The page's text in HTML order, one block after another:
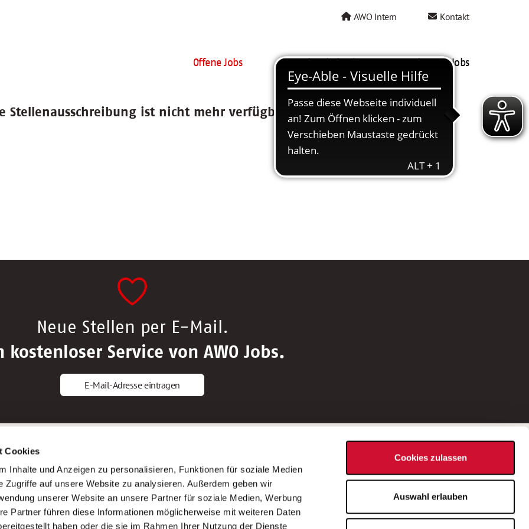
Cookies
Inhalte und Anzeigen zu personalisieren, Funktionen für soziale Medien
Zugriffe auf unsere Website zu analysieren. Außerdem geben wir
unserer Website an unsere Partner für soziale Medien, Werbung
Partner führen diese Informationen möglicherweise mit weiteren Daten
haben oder die sie im Rahmen Ihrer Nutzung der Dienste
Cookies zulassen
Auswahl erlauben
AWO Intern Kontakt
Offene Jobs AWO als Arbeitgeber Mein AWO Jobs
Stellenausschreibung ist nicht mehr verfügbar.
Neue Stellen per E-Mail.
kostenloser Service von AWO Jobs.
E-Mail-Adresse eintragen
Altenpfleger*in
Krankenpfleger*in
Altenpflegehelfer*in
Erzieher*in
AWO Gliederungen nach Bundesland
Stellenangebote nach Bundesländern
Sitemap
Impressum
Datenschutz
Bei Fragen zu einer Stellenausschreibung
wenden Sie sich bitte an die*den in der
Stellenausschreibung genannte*n